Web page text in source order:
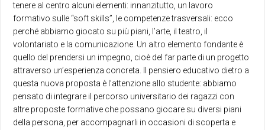
tenere al centro alcuni elementi: innanzitutto, un lavoro
formativo sulle “soft skills”, le competenze trasversali: ecco
perché abbiamo giocato su più piani, l’arte, il teatro, il
volontariato e la comunicazione. Un altro elemento fondante è
quello del prendersi un impegno, cioè del far parte di un progetto
attraverso un’esperienza concreta. Il pensiero educativo dietro a
questa nuova proposta è l’attenzione allo studente: abbiamo
pensato di integrare il percorso universitario dei ragazzi con
altre proposte formative che possano giocare su diversi piani
della persona, per accompagnarli in occasioni di scoperta e